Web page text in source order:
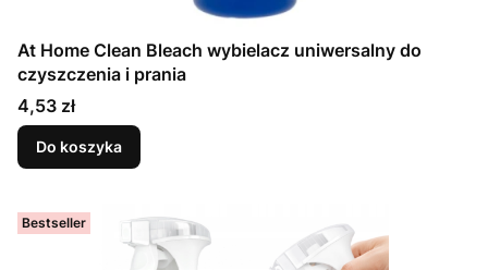
At Home Clean Bleach wybielacz uniwersalny do
czyszczenia i prania
Cena
4,53 zł
Do koszyka
Bestseller